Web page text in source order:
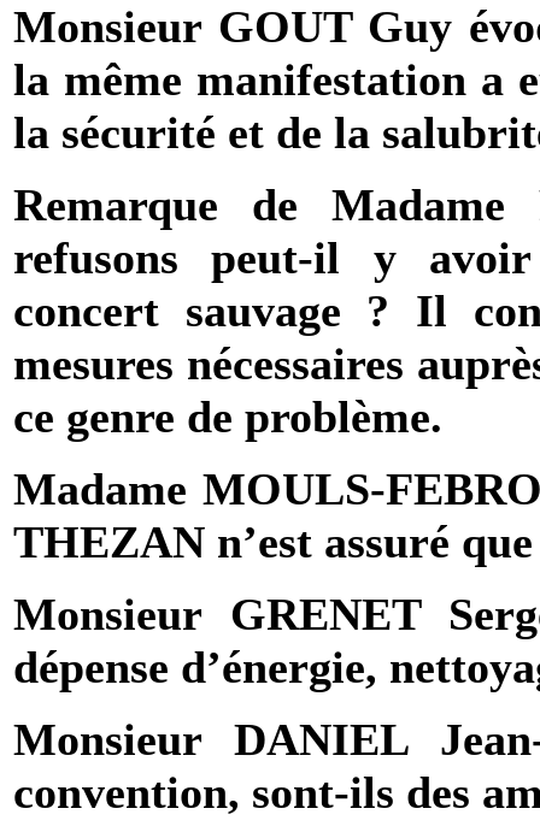
Monsieur GOUTGuy
la même manifestation a
la sécurité et de la
Remarque de
refusons peut-il y
concert sauvage ? Il
mesures nécessaires
ce genre de problème.
Madame MOULS-
THEZAN n’est assuré
Monsieur GRENET
dépense d’énergie,
Monsieur DANIEL
convention, sont-ils des